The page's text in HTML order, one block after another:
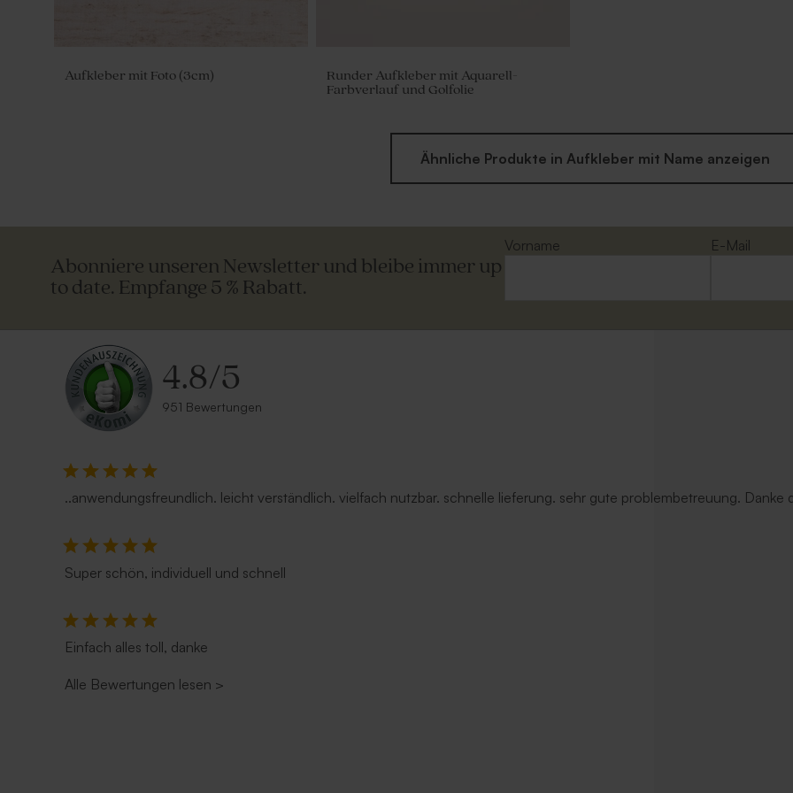
Aufkleber mit Foto (3cm)
Runder Aufkleber mit Aquarell-
Farbverlauf und Golfolie
Ähnliche Produkte in Aufkleber mit Name anzeigen
Abonniere unseren Newsletter und bleibe immer up
to date. Empfange 5 % Rabatt.
Vorname
E-Mail
4.8/5
951 Bewertungen
..anwendungsfreundlich. leicht verständlich. vielfach nutzbar. schnelle lieferung. sehr gute problembetreuung. Danke
Super schön, individuell und schnell
Einfach alles toll, danke
Alle Bewertungen lesen >